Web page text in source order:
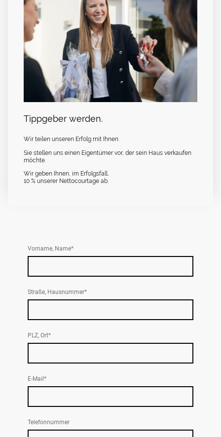
Tippgeber werden.
Wir teilen unseren Erfolg mit Ihnen.
Sie stellen uns einen Eigentümer vor, der sein Haus verkaufen
möchte.
Wir geben Ihnen, im Erfolgsfall,
10 % unserer Nettocourtage ab.
Vorname, Name*
Straße, Hausnummer*
PLZ, Ort*
E-Mail *
Telefonnummer